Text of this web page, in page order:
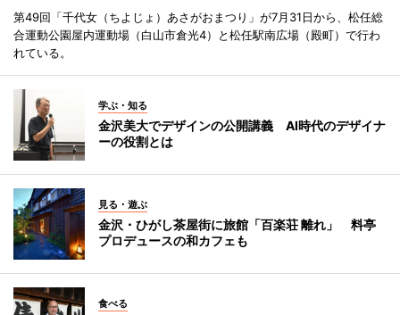
第49回「千代女（ちよじょ）あさがおまつり」が7月31日から、松任総
合運動公園屋内運動場（白山市倉光4）と松任駅南広場（殿町）で行わ
れている。
学ぶ・知る
金沢美大でデザインの公開講義 AI時代のデザイナ
ーの役割とは
見る・遊ぶ
金沢・ひがし茶屋街に旅館「百楽荘 離れ」 料亭
プロデュースの和カフェも
食べる